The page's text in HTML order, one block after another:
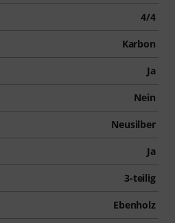
4/4
Karbon
Ja
Nein
Neusilber
Ja
3-teilig
Ebenholz